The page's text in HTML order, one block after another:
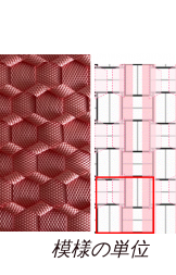
模様の単位